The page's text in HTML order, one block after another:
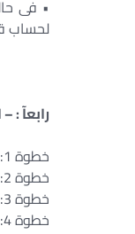
لحساب
رابعآ :
خطوة 1: ملء النموذج الخاص بالخدمة.
خطوة 2: تقديم المستندات المطلوبة للخدمة.
خطوة 3: سداد رسوم المعاينة.
خطوة 4: تسديد الرسوم وتلقى رخصة تركيب المصعد